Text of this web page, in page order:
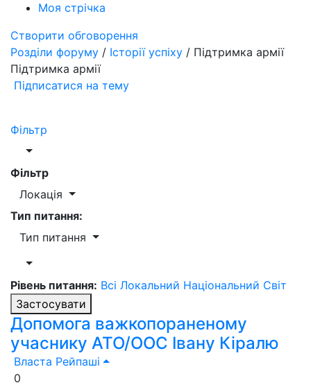
Моя стрічка
Створити обговорення
Розділи форуму / Історії успіху / Підтримка армії
Підтримка армії
Підписатися на тему
Фільтр
Фільтр
Локація
Тип питання:
Тип питання
Рівень питання: Всі Локальний Національний Світ
Застосувати
Допомога важкопораненому
учаснику АТО/ООС Івану Кіралю
Власта Рейпаші
0